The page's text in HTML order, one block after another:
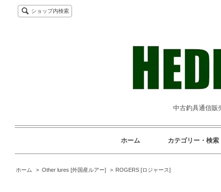
ショップ内検索
中古釣具通信販
ホーム カテゴリー・検索
ホーム > Other lures [外国産ルアー] > ROGERS [ロジャース]